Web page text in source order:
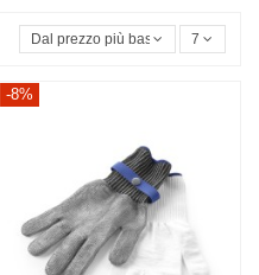
Dal prezzo più basso 7
-8%